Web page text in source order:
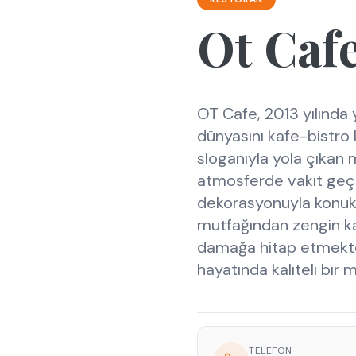
Ot
OT Cafe, 2013
dünyasını kafe-
sloganıyla yola
atmosferde vakit
dekorasyonuyla
mutfağından zengin
damağa hitap
hayatında kaliteli bir
TELEFON